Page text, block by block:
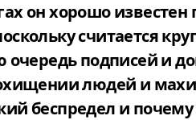
он хорошо
считается
очередь подписей и
людей и
беспредел и